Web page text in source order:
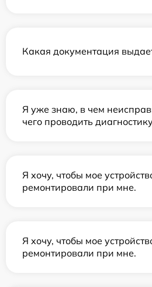
Какая документация
Я уже знаю, в чем
чего проводить
Я хочу, чтобы мое
ремонтировали при мне.
Я хочу, чтобы мое
ремонтировали при мне.